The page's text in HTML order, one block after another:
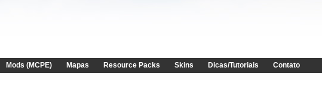
Mods (MCPE) Mapas Resource Packs Skins Dicas/Tutoriais Contato